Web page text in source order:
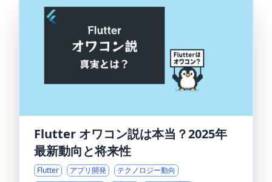
Flutter オワコン説は本当？2025年
最新動向と将来性
Flutter アプリ開発
テクノロジー動向